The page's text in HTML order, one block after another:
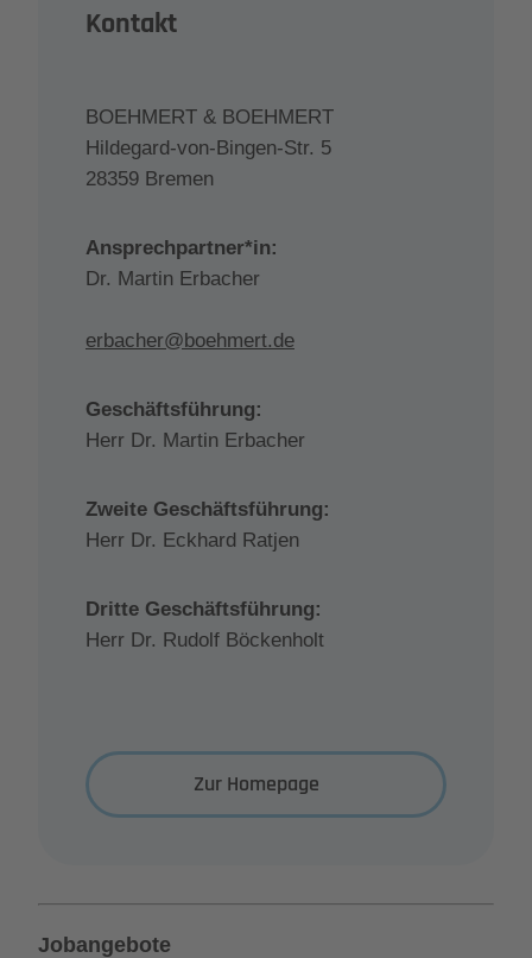
Kontakt
BOEHMERT & BOEHMERT
Hildegard-von-Bingen-Str. 5
28359 Bremen
Ansprechpartner*in:
Dr. Martin Erbacher
erbacher@boehmert.de
Geschäftsführung:
Herr Dr. Martin Erbacher
Zweite Geschäftsführung:
Herr Dr. Eckhard Ratjen
Dritte Geschäftsführung:
Herr Dr. Rudolf Böckenholt
Zur Homepage
Jobangebote